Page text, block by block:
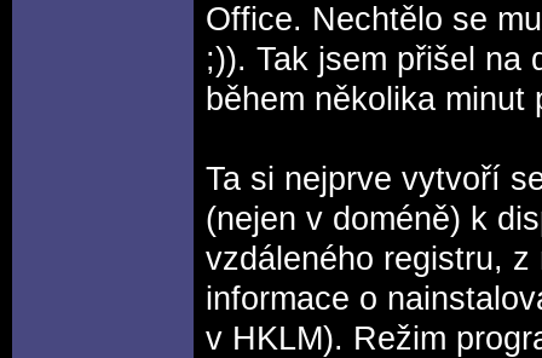
Office. Nechtělo se
;)). Tak jsem přišel na
během několika
Ta si nejprve vytvoří
(nejen v doméně) k
vzdáleného registru,
informace o
v HKLM). Režim